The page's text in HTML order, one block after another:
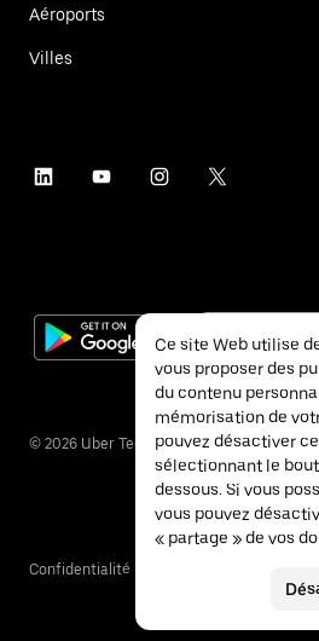
Aéroports
Villes
© 2026 Uber Technologies Inc.
Confidentialité
Ce site Web utilise
vous proposer des
du contenu
mémorisation de
pouvez désactiver
sélectionnant le
dessous. Si vous
vous pouvez
« partage » de vos